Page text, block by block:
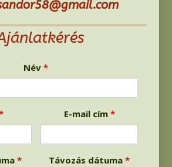
Név*
E-mail cím *
* Távozás dátuma*